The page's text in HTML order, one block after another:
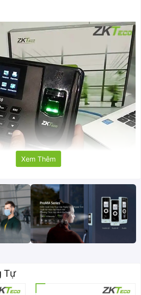
chấm công vân tay ZKTeco LX40
chi tiết của máy chấm công
số chi tiết
Xem Thêm
Tự